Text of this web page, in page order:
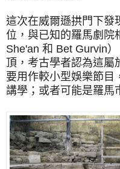
這次在威爾遜拱門下發
位，與已知的羅馬劇院
She'an 和 Bet Gurvin
頂，考古學者認為這屬
要用作較小型娛樂節目
講學；或者可能是羅馬